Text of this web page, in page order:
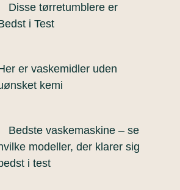
Disse tørretumblere er
i Test
er vaskemidler uden
kemi
Bedste vaskemaskine – se
modeller, der klarer sig
i test